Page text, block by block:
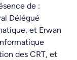
de :
Délégué
et Erwan
des CRT, et